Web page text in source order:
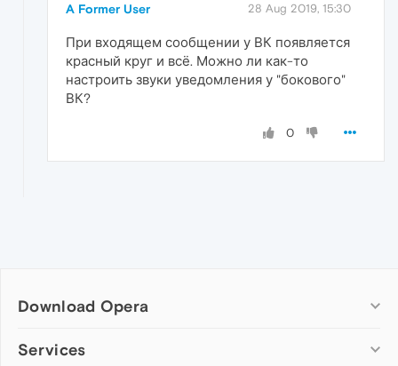
A Former User 28 Aug 2019, 15:30
При входящем сообщении у ВК появляется
красный круг и всё. Можно ли как-то
настроить звуки уведомления у "бокового"
ВК?
0
Download Opera
Computer browsers
Services